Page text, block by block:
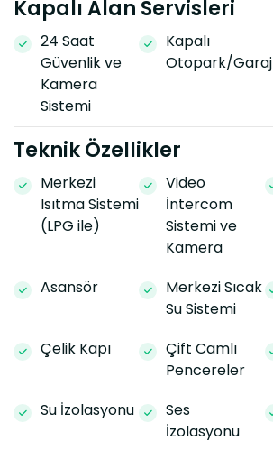
Kapalı Alan Servisleri
24 Saat
Güvenlik ve
Kamera
Sistemi
Kapalı
Otopark/Garaj
Teknik Özellikler
Merkezi
Isıtma Sistemi
(LPG ile)
Video
İntercom
Sistemi ve
Kamera
Asansör
Merkezi Sıcak
Su Sistemi
Çelik Kapı
Çift Camlı
Pencereler
Su İzolasyonu
Ses
İzolasyonu